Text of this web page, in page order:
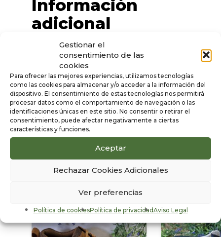
Gestionar el
consentimiento de las
cookies
Para ofrecer las mejores experiencias, utilizamos tecnologías
como las cookies para almacenar y/o acceder a la información del
dispositivo. El consentimiento de estas tecnologías nos permitirá
procesar datos como el comportamiento de navegación o las
identificaciones únicas en este sitio. No consentir o retirar el
consentimiento, puede afectar negativamente a ciertas
características y funciones.
Aceptar
Rechazar Cookies Adicionales
Ver preferencias
Política de cookiesPolítica de privacidadAviso Legal
Información
adicional
Sexo
Hombre
Productos
relacionados
1/6